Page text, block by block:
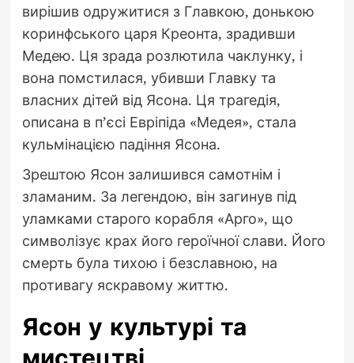
вирішив одружитися з Главкою, донькою
коринфського царя Креонта, зрадивши
Медею. Ця зрада розлютила чаклунку, і
вона помстилася, убивши Главку та
власних дітей від Ясона. Ця трагедія,
описана в п’єсі Евріпіда «Медея», стала
кульмінацією падіння Ясона.
Зрештою Ясон залишився самотнім і
зламаним. За легендою, він загинув під
уламками старого корабля «Арго», що
символізує крах його героїчної слави. Його
смерть була тихою і безславною, на
противагу яскравому життю.
Ясон у культурі та